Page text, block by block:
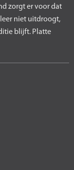
zorgt er voor dat
niet uitdroogt,
blijft. Platte